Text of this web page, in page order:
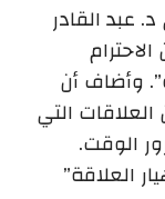
عبد القادر
وأضاف أن
التي
الوقت.
العلاقة”